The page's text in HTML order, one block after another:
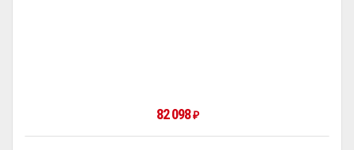
82 098 ₽